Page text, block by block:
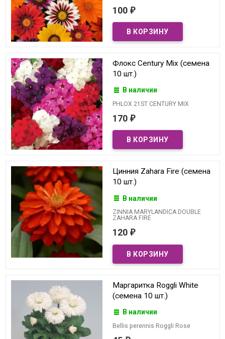
100 ₽
Флокс Century Mix (семена
10 шт.)
В наличии
PHLOX 21ST CENTURY MIX
170 ₽
Цинния Zahara Fire (семена
10 шт.)
В наличии
ZINNIA MARYLANDICA DOUBLE
ZAHARA FIRE
120 ₽
Маргаритка Roggli White
(семена 10 шт.)
В наличии
Bellis perennis Roggli Rose